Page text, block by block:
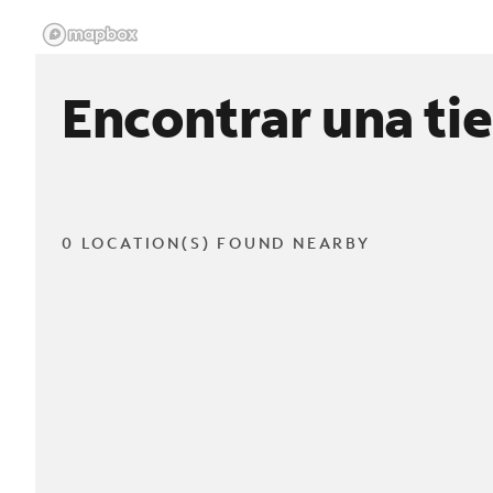
Encontrar una
0 LOCATION(S) FOUND NEARBY